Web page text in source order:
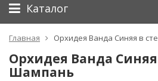
Каталог
Главная Орхидея Ванда Синяя в
Орхидея Ванда Синяя
Шампань